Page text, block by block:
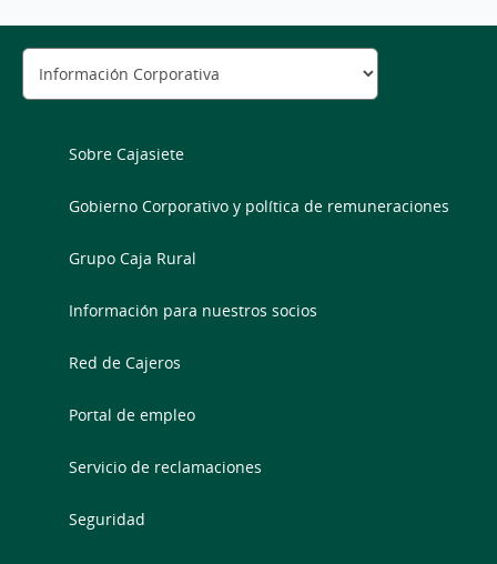
Sobre Cajasiete
Gobierno Corporativo y política de remuneraciones
Grupo Caja Rural
Información para nuestros socios
Red de Cajeros
Portal de empleo
Servicio de reclamaciones
Seguridad